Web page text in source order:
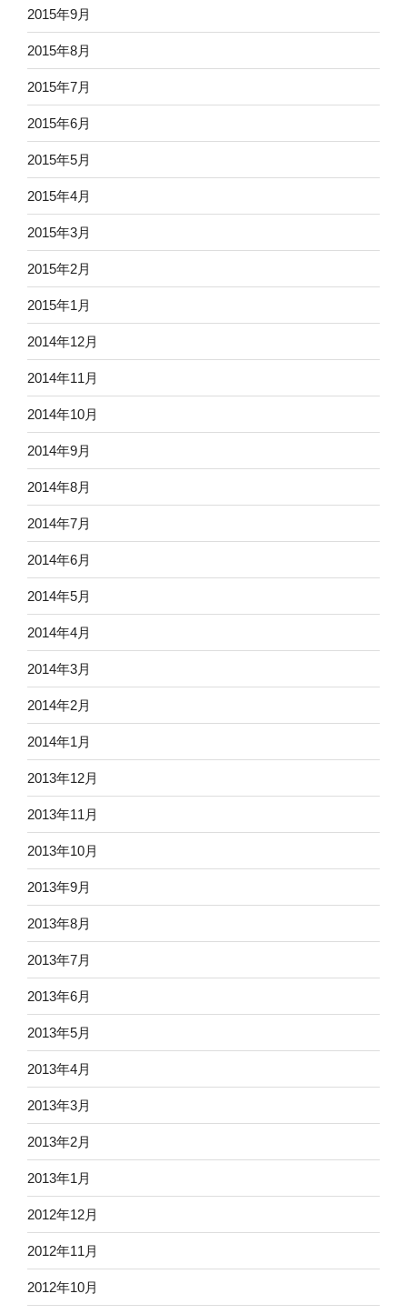
2015年9月
2015年8月
2015年7月
2015年6月
2015年5月
2015年4月
2015年3月
2015年2月
2015年1月
2014年12月
2014年11月
2014年10月
2014年9月
2014年8月
2014年7月
2014年6月
2014年5月
2014年4月
2014年3月
2014年2月
2014年1月
2013年12月
2013年11月
2013年10月
2013年9月
2013年8月
2013年7月
2013年6月
2013年5月
2013年4月
2013年3月
2013年2月
2013年1月
2012年12月
2012年11月
2012年10月